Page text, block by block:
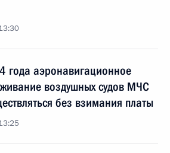
года аэронавигационное
воздушных судов МЧС
без взимания платы